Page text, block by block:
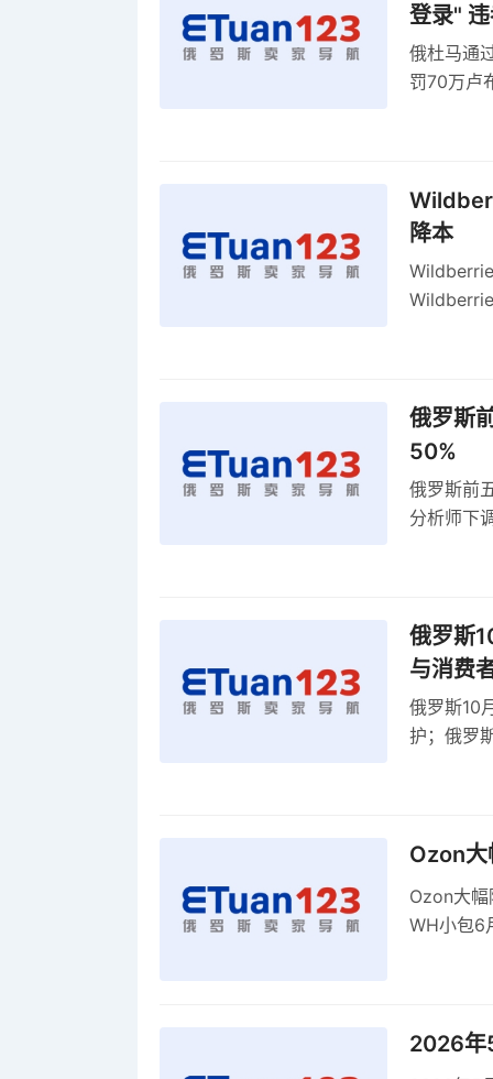
登录"
俄杜马通
罚70万卢
降本
俄罗斯
50%
俄罗斯前
分析师下
俄罗斯
与消费
俄罗斯10
护；俄罗
Ozon大
Ozon大
WH小包6
2026年